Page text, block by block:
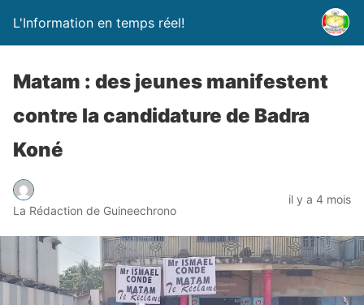
L'Information en temps réel!
Matam : des jeunes manifestent
contre la candidature de Badra
Koné
La Rédaction de Guineechrono
il y a 4 mois